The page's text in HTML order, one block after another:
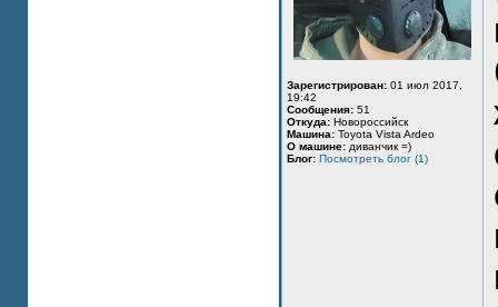
Зарегистрирован: 01 июл 2017,
19:42
Сообщения: 51
Откуда: Новороссийск
Машина: Toyota Vista Ardeo
О машине: диванчик =)
Блог: Посмотреть блог (1)